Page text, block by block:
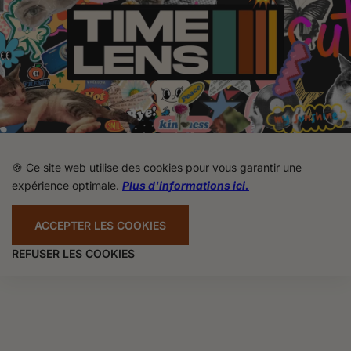
🍪 Ce site web utilise des cookies pour vous garantir une
expérience optimale. Plus d'informations ici.
ACCEPTER LES COOKIES
REFUSER LES COOKIES